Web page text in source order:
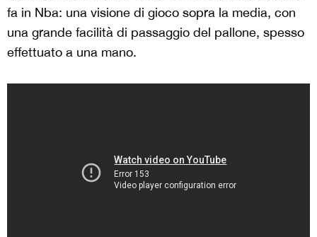
fa in Nba: una visione di gioco sopra la media, con
una grande facilità di passaggio del pallone, spesso
effettuato a una mano.